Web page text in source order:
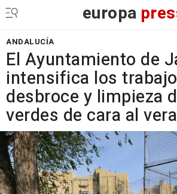
europa
ANDALUCÍA
El Ayuntamiento de
intensifica los
desbroce y limpieza
verdes de cara al